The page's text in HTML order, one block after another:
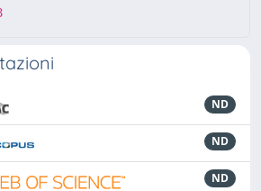
ND
ND
ND